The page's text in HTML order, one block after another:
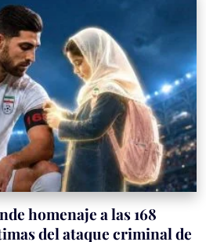
homenaje a las 168
del ataque criminal de